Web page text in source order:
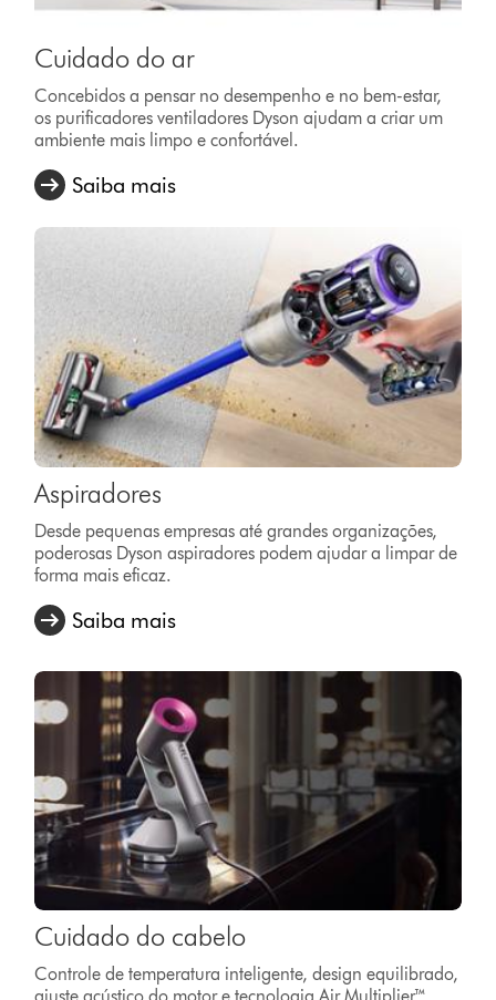
Cuidado do ar
Concebidos a pensar no desempenho e no bem-estar,
os purificadores ventiladores Dyson ajudam a criar um
ambiente mais limpo e confortável.
Saiba mais
Aspiradores
Desde pequenas empresas até grandes organizações,
poderosas Dyson aspiradores podem ajudar a limpar de
forma mais eficaz.
Saiba mais
Cuidado do cabelo
Controle de temperatura inteligente, design equilibrado,